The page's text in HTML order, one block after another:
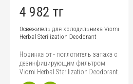
4 982 тг
Освежитель для холодильника Viomi
Herbal Sterilization Deodorant
Новинка от - поглотитель запаха с
дезинфицирующим фильтром
Viomi Herbal Sterilization Deodorant..